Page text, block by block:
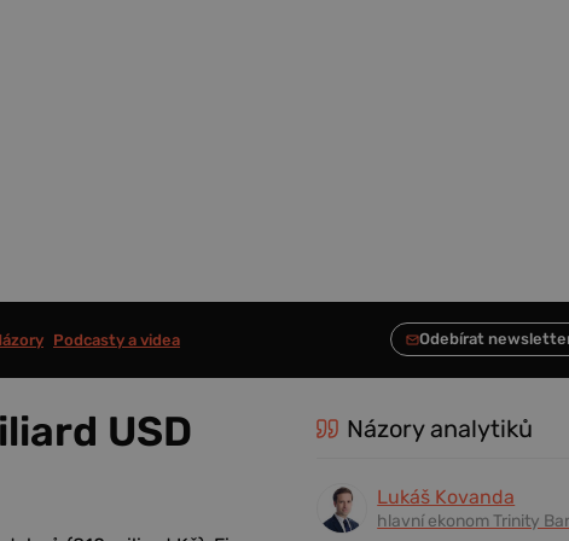
Podcasty a videa
USD Názory analytiků
Lukáš Kovanda
hlavní ekonom Trinity